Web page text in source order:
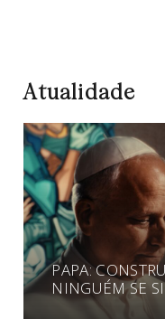
Atualidade
PAPA:
NINGUÉM SE